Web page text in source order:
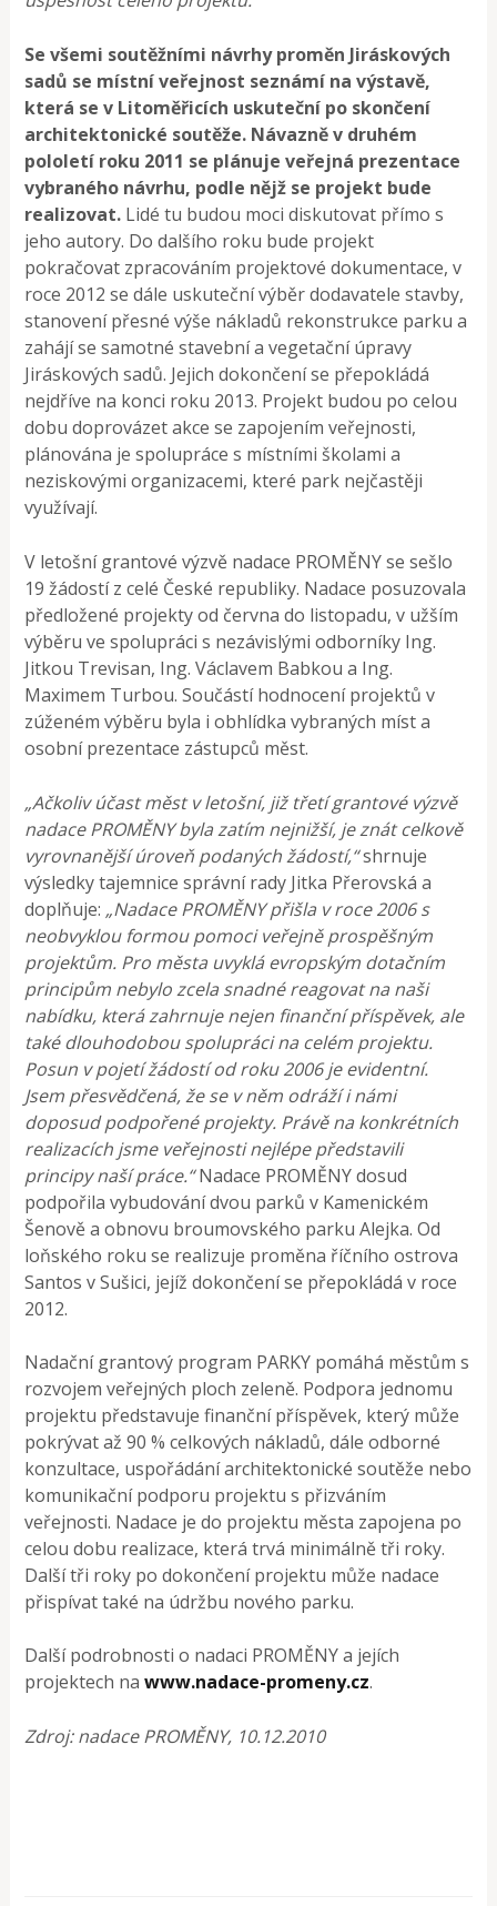
Se všemi soutěžními návrhy proměn Jiráskových
sadů se místní veřejnost seznámí na výstavě,
která se v Litoměřicích uskuteční po skončení
architektonické soutěže. Návazně v druhém
pololetí roku 2011 se plánuje veřejná prezentace
vybraného návrhu, podle nějž se projekt bude
realizovat. Lidé tu budou moci diskutovat přímo s
jeho autory. Do dalšího roku bude projekt
pokračovat zpracováním projektové dokumentace, v
roce 2012 se dále uskuteční výběr dodavatele stavby,
stanovení přesné výše nákladů rekonstrukce parku a
zahájí se samotné stavební a vegetační úpravy
Jiráskových sadů. Jejich dokončení se přepokládá
nejdříve na konci roku 2013. Projekt budou po celou
dobu doprovázet akce se zapojením veřejnosti,
plánována je spolupráce s místními školami a
neziskovými organizacemi, které park nejčastěji
využívají.
V letošní grantové výzvě nadace PROMĚNY se sešlo
19 žádostí z celé České republiky. Nadace posuzovala
předložené projekty od června do listopadu, v užším
výběru ve spolupráci s nezávislými odborníky Ing.
Jitkou Trevisan, Ing. Václavem Babkou a Ing.
Maximem Turbou. Součástí hodnocení projektů v
zúženém výběru byla i obhlídka vybraných míst a
osobní prezentace zástupců měst.
„Ačkoliv účast měst v letošní, již třetí grantové výzvě
nadace PROMĚNY byla zatím nejnižší, je znát celkově
vyrovnanější úroveň podaných žádostí,“shrnuje
výsledky tajemnice správní rady Jitka Přerovská a
doplňuje: „Nadace PROMĚNY přišla v roce 2006 s
neobvyklou formou pomoci veřejně prospěšným
projektům. Pro města uvyklá evropským dotačním
principům nebylo zcela snadné reagovat na naši
nabídku, která zahrnuje nejen finanční příspěvek, ale
také dlouhodobou spolupráci na celém projektu.
Posun v pojetí žádostí od roku 2006 je evidentní.
Jsem přesvědčená, že se v něm odráží i námi
doposud podpořené projekty. Právě na konkrétních
realizacích jsme veřejnosti nejlépe představili
principy naší práce.“Nadace PROMĚNY dosud
podpořila vybudování dvou parků v Kamenickém
Šenově a obnovu broumovského parku Alejka. Od
loňského roku se realizuje proměna říčního ostrova
Santos v Sušici, jejíž dokončení se přepokládá v roce
2012.
Nadační grantový program PARKY pomáhá městům s
rozvojem veřejných ploch zeleně. Podpora jednomu
projektu představuje finanční příspěvek, který může
pokrývat až 90 % celkových nákladů, dále odborné
konzultace, uspořádání architektonické soutěže nebo
komunikační podporu projektu s přizváním
veřejnosti. Nadace je do projektu města zapojena po
celou dobu realizace, která trvá minimálně tři roky.
Další tři roky po dokončení projektu může nadace
přispívat také na údržbu nového parku.
Další podrobnosti o nadaci PROMĚNY a jejích
projektech nawww.nadace-promeny.cz.
Zdroj: nadace PROMĚNY, 10.12.2010